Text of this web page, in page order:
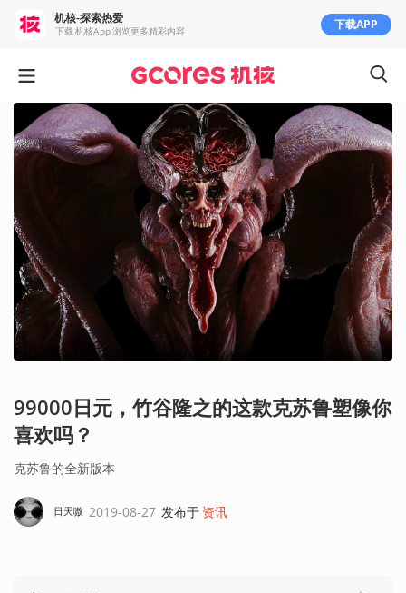
99000日元，竹谷隆之的这款克苏鲁塑像你
喜欢吗？
克苏鲁的全新版本
日天嗷 2019-08-27 发布于 资讯
机核-探索热爱
下载 机核App 浏览更多精彩内容 下载APP